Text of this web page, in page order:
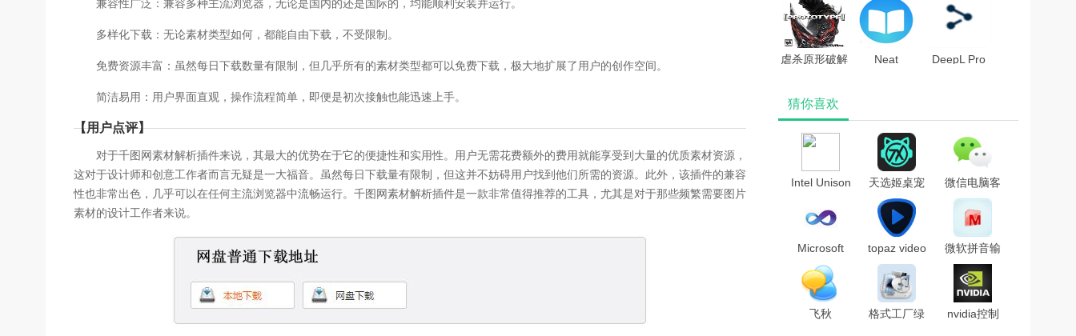
兼容性广泛：兼容多种主流浏览器，无论是国内的还是国际的，均能顺利安装并运行。
多样化下载：无论素材类型如何，都能自由下载，不受限制。
免费资源丰富：虽然每日下载数量有限制，但几乎所有的素材类型都可以免费下载，极大地扩展了用户的创作空间。
简洁易用：用户界面直观，操作流程简单，即便是初次接触也能迅速上手。
【用户点评】
对于千图网素材解析插件来说，其最大的优势在于它的便捷性和实用性。用户无需花费额外的费用就能享受到大量的优质素材资源，
这对于设计师和创意工作者而言无疑是一大福音。虽然每日下载量有限制，但这并不妨碍用户找到他们所需的资源。此外，该插件的兼容
性也非常出色，几乎可以在任何主流浏览器中流畅运行。千图网素材解析插件是一款非常值得推荐的工具，尤其是对于那些频繁需要图片
素材的设计工作者来说。
能卸载优化工
具)v2.3.25绿
色中文版
方版
最新版
虐杀原形破解
Neat
DeepL Pro
猜你喜欢
Intel Unison
V2.2.2132.0
电脑解锁版
天选姬桌宠
v1.5.1正式
版
微信电脑客
户端2022
V3.7.6.38
PC正式版
Microsoft
Visual C++
2019中文版
(32/64位)
topaz video
enhance ai
汉化补丁
v2.0
微软拼音输
入法2010官
方正式版
飞秋
格式工厂绿
nvidia控制